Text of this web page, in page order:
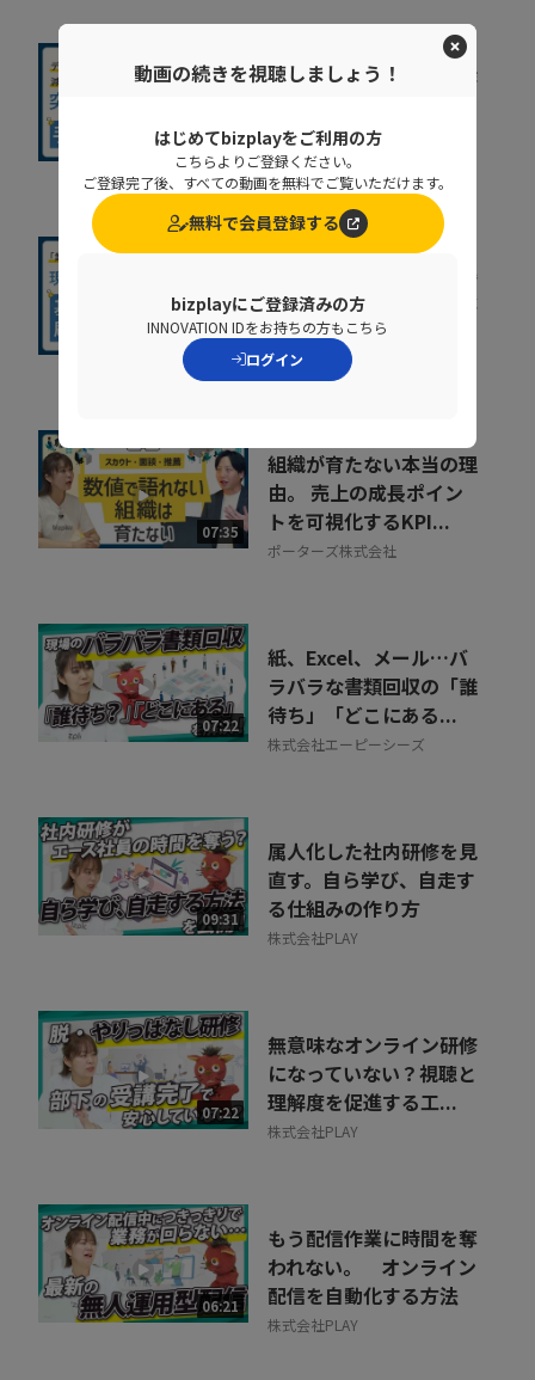
08:36
人事給与システムで手作
タの分断対策、業...
株式会社ニッセイコム
14:29
基幹システムの刷新が進
まない原因とは？要件整
理で手戻りを防ぐポ...
コベルコシステム株式会社
07:35
組織が育たない本当の理
由。 売上の成長ポイン
トを可視化するKPI...
ポーターズ株式会社
07:22
紙、Excel、メール…バ
ラバラな書類回収の「誰
待ち」「どこにある...
株式会社エーピーシーズ
09:31
属人化した社内研修を見
直す。自ら学び、自走す
る仕組みの作り方
株式会社PLAY
07:22
無意味なオンライン研修
になっていない？視聴と
理解度を促進する工...
株式会社PLAY
06:21
もう配信作業に時間を奪
われない。 オンライン
配信を自動化する方法
株式会社PLAY
動画の続きを視聴しましょう！
はじめてbizplayをご利用の方
こちらよりご登録ください。
ご登録完了後、すべての動画を無料でご覧いただけます。
無料で会員登録する
bizplayにご登録済みの方
INNOVATION IDをお持ちの方もこちら
ログイン